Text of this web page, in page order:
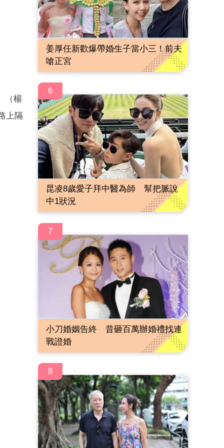
（楊
上隔
姜厚任新歡爆帶婚生子當小三！前夫
嗆正宮
6
昆凌8歲愛子拜中醫為師 幫把脈說
中1狀況
7
小刀婚姻告終 昔砸百萬辦婚禮找連
戰證婚
8